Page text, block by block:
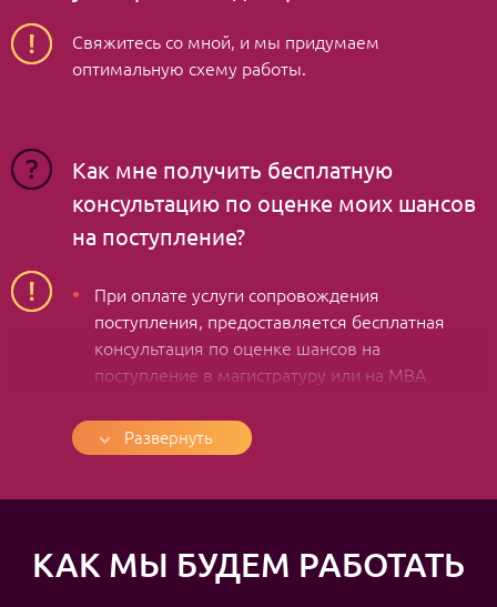
Свяжитесь со мной, и мы придумаем
оптимальную схему работы.
Как мне получить бесплатную
консультацию по оценке моих шансов
на поступление?
При оплате услуги сопровождения
поступления, предоставляется бесплатная
консультация по оценке шансов на
поступление в магистратуру или на МВА
по оценке шансов на поступление в
магистратуру или на МВА, то, при покупке
Развернуть
КАК МЫ БУДЕМ РАБОТАТЬ